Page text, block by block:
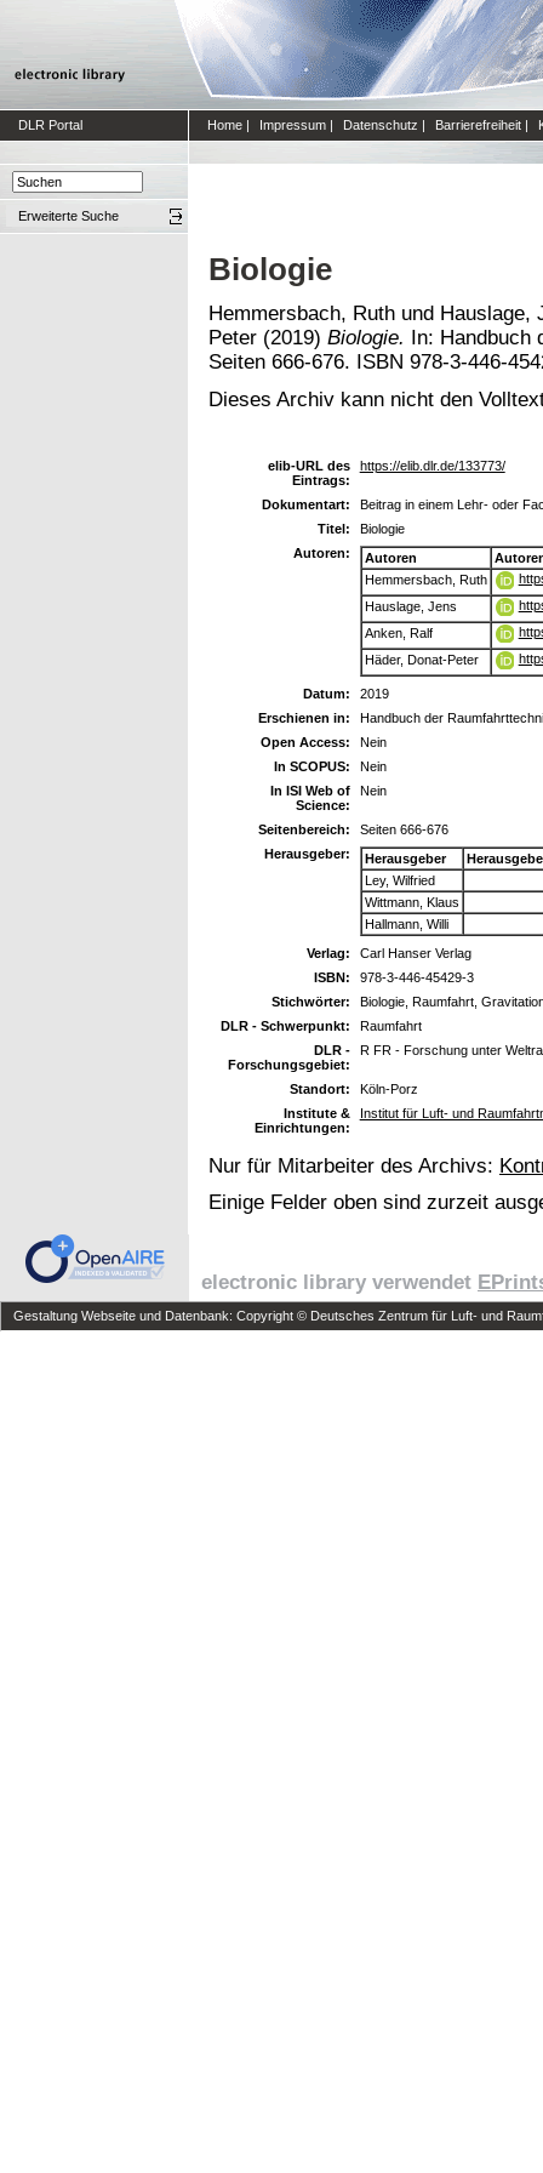
DLR Portal Home | Impressum | Datenschutz | Barrierefreiheit |
Erweiterte Suche
Biologie
Hemmersbach, Ruth und Hauslage,
Peter (2019) Biologie. In: Handbuch
Seiten 666-676. ISBN 978-3-446-
Dieses Archiv kann nicht den
elib-URL des
Eintrags:
https://elib.dlr.de/133773/
Dokumentart:
Beitrag in einem Lehr- oder
Titel:
Biologie
Autoren:
Autoren
Hemmersbach, Ruth
Hauslage, Jens
Anken, Ralf
Häder, Donat-Peter
Datum:
2019
Erschienen in:
Handbuch der
Open Access:
Nein
In SCOPUS:
Nein
In ISI Web of
Science:
Nein
Seitenbereich:
Seiten 666-676
Herausgeber:
Herausgeber
Ley, Wilfried
Wittmann, Klaus
Hallmann, Willi
Verlag:
Carl Hanser Verlag
ISBN:
978-3-446-45429-3
Stichwörter:
Biologie, Raumfahrt,
DLR - Schwerpunkt:
Raumfahrt
DLR -
Forschungsgebiet:
R FR - Forschung unter
Standort:
Köln-Porz
Institute &
Einrichtungen:
Institut für Luft- und
Nur für Mitarbeiter des Archivs:
Einige Felder oben sind zurzeit
electronic library verwendet
Gestaltung Webseite und Datenbank: Copyright © Deutsches Zentrum für Luft- und